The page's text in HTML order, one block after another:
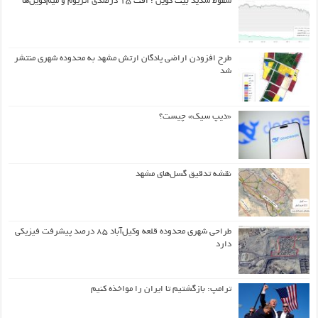
طرح افزودن اراضی پادگان ارتش مشهد به محدوده شهری منتشر
شد
«دیپ سیک» چیست؟
نقشه تدقیق گسل‌های مشهد
طراحی شهری محدوده قلعه وکیل‌آباد ۸۵ درصد پیشرفت فیزیکی
دارد
ترامپ: بازگشتیم تا ایران را مواخذه کنیم